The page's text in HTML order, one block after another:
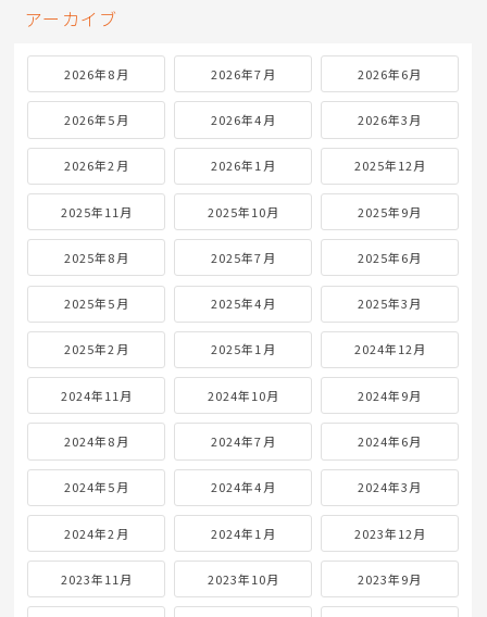
アーカイブ
2026年8月 2026年7月 2026年6月
2026年5月 2026年4月 2026年3月
2026年2月 2026年1月 2025年12月
2025年11月 2025年10月 2025年9月
2025年8月 2025年7月 2025年6月
2025年5月 2025年4月 2025年3月
2025年2月 2025年1月 2024年12月
2024年11月 2024年10月 2024年9月
2024年8月 2024年7月 2024年6月
2024年5月 2024年4月 2024年3月
2024年2月 2024年1月 2023年12月
2023年11月 2023年10月 2023年9月